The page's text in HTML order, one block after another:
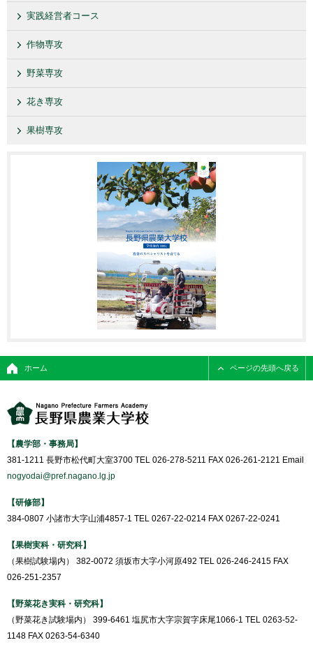
実践経営者コース
作物専攻
野菜専攻
花き専攻
果樹専攻
ホーム ページの先頭へ戻る
【農学部・事務局】
381-1211 長野市松代町大室3700 TEL 026-278-5211 FAX 026-261-2121 Email
nogyodai@pref.nagano.lg.jp
【研修部】
384-0807 小諸市大字山浦4857-1 TEL 0267-22-0214 FAX 0267-22-0241
【果樹実科・研究科】
（果樹試験場内） 382-0072 須坂市大字小河原492 TEL 026-246-2415 FAX
026-251-2357
【野菜花き実科・研究科】
（野菜花き試験場内） 399-6461 塩尻市大字宗賀字床尾1066-1 TEL 0263-52-
1148 FAX 0263-54-6340